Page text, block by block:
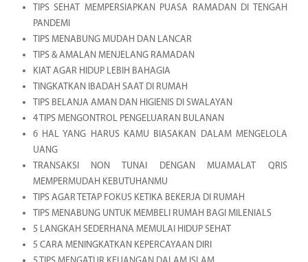
TIPS SEHAT MEMPERSIAPKAN PUASA RAMADAN DI TENGAH
PANDEMI
TIPS MENABUNG MUDAH DAN LANCAR
TIPS & AMALAN MENJELANG RAMADAN
KIAT AGAR HIDUP LEBIH BAHAGIA
TINGKATKAN IBADAH SAAT DI RUMAH
TIPS BELANJA AMAN DAN HIGIENIS DI SWALAYAN
4 TIPS MENGONTROL PENGELUARAN BULANAN
6 HAL YANG HARUS KAMU BIASAKAN DALAM MENGELOLA
UANG
TRANSAKSI NON TUNAI DENGAN MUAMALAT QRIS
MEMPERMUDAH KEBUTUHANMU
TIPS AGAR TETAP FOKUS KETIKA BEKERJA DI RUMAH
TIPS MENABUNG UNTUK MEMBELI RUMAH BAGI MILENIALS
5 LANGKAH SEDERHANA MEMULAI HIDUP SEHAT
5 CARA MENINGKATKAN KEPERCAYAAN DIRI